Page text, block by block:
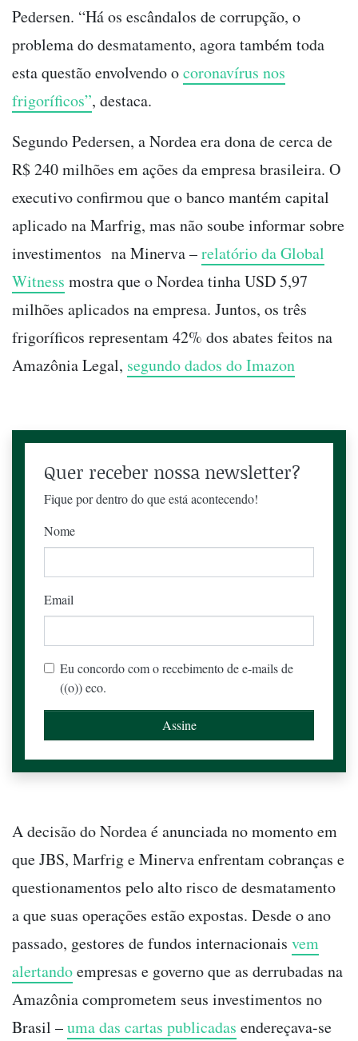
Pedersen. “Há os escândalos de corrupção, o
problema do desmatamento, agora também toda
esta questão envolvendo ocoronavírus nos
frigoríficos”, destaca.
Segundo Pedersen, a Nordea era dona de cerca de
R$ 240 milhões em ações da empresa brasileira. O
executivo confirmou que o banco mantém capital
aplicado na Marfrig, mas não soube informar sobre
investimentos na Minerva–relatório da Global
Witness mostra que o Nordea tinha USD 5,97
milhões aplicados na empresa. Juntos, os três
frigoríficos representam 42% dos abates feitos na
Amazônia Legal, segundo dados do Imazon
Quer receber nossa newsletter?
Fique por dentro do que está acontecendo!
Nome
Email
Eu concordo com o recebimento de e-mails de
((o)) eco.
A decisão do Nordea é anunciada no momento em
que JBS, Marfrig e Minerva enfrentam cobranças e
questionamentos pelo alto risco de desmatamento
a que suas operações estão expostas. Desde o ano
passado, gestores de fundos internacionais vem
alertandoempresas e governo que as derrubadas na
Amazônia comprometem seus investimentos no
Brasil –uma das cartas publicadas endereçava-se